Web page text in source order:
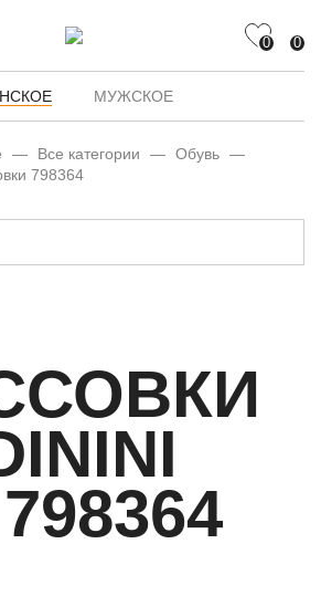
0 0
МУЖСКОЕ
— Все категории — Обувь —
798364